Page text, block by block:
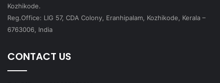
Kozhikode.
Reg.Office: LIG 57, CDA Colony, Eranhipalam, Kozhikode, Kerala –
6763006, India
CONTACT US